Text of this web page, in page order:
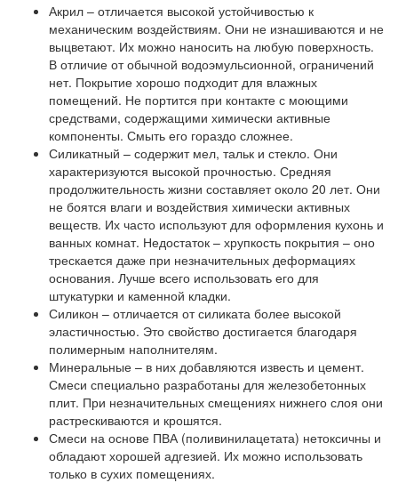
Акрил – отличается высокой устойчивостью к
механическим воздействиям. Они не изнашиваются и не
выцветают. Их можно наносить на любую поверхность.
В отличие от обычной водоэмульсионной, ограничений
нет. Покрытие хорошо подходит для влажных
помещений. Не портится при контакте с моющими
средствами, содержащими химически активные
компоненты. Смыть его гораздо сложнее.
Силикатный – содержит мел, тальк и стекло. Они
характеризуются высокой прочностью. Средняя
продолжительность жизни составляет около 20 лет. Они
не боятся влаги и воздействия химически активных
веществ. Их часто используют для оформления кухонь и
ванных комнат. Недостаток – хрупкость покрытия – оно
трескается даже при незначительных деформациях
основания. Лучше всего использовать его для
штукатурки и каменной кладки.
Силикон – отличается от силиката более высокой
эластичностью. Это свойство достигается благодаря
полимерным наполнителям.
Минеральные – в них добавляются известь и цемент.
Смеси специально разработаны для железобетонных
плит. При незначительных смещениях нижнего слоя они
растрескиваются и крошятся.
Смеси на основе ПВА (поливинилацетата) нетоксичны и
обладают хорошей адгезией. Их можно использовать
только в сухих помещениях.